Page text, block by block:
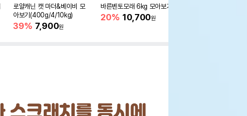
로얄캐닌 캣 마더&베이비 모
아보기(400g/4/10kg)
39% 7,900원
바른벤토모래 6kg 모아보기
20% 10,700원